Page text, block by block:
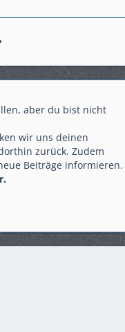
aber du bist nicht
wir uns deinen
zurück. Zudem
Beiträge informieren.